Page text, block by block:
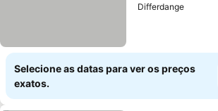
Differdange
Selecione as datas para ver os preços
exatos.